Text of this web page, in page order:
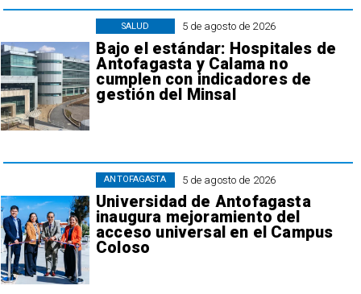
5 de agosto de 2026
Bajo el estándar: Hospitales de
Antofagasta y Calama no
cumplen con indicadores de
gestión del Minsal
SALUD
5 de agosto de 2026
Universidad de Antofagasta
inaugura mejoramiento del
acceso universal en el Campus
Coloso
ANTOFAGASTA